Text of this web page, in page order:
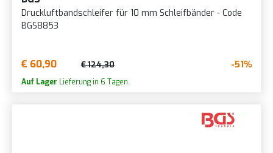
Druckluftbandschleifer für 10 mm Schleifbänder - Code
BGS8853
€ 60,90 € 124,30 -51%
Auf Lager Lieferung in 6 Tagen.